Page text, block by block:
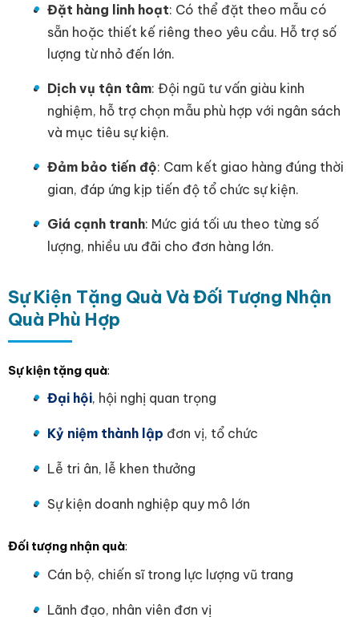
Đặt hàng linh hoạt: Có thể đặt theo mẫu có
sẵn hoặc thiết kế riêng theo yêu cầu. Hỗ trợ số
lượng từ nhỏ đến lớn.
Dịch vụ tận tâm: Đội ngũ tư vấn giàu kinh
nghiệm, hỗ trợ chọn mẫu phù hợp với ngân sách
và mục tiêu sự kiện.
Đảm bảo tiến độ: Cam kết giao hàng đúng thời
gian, đáp ứng kịp tiến độ tổ chức sự kiện.
Giá cạnh tranh: Mức giá tối ưu theo từng số
lượng, nhiều ưu đãi cho đơn hàng lớn.
Sự Kiện Tặng Quà Và Đối Tượng Nhận
Quà Phù Hợp
Sự kiện tặng quà:
Đại hội, hội nghị quan trọng
Kỷ niệm thành lập đơn vị, tổ chức
Lễ tri ân, lễ khen thưởng
Sự kiện doanh nghiệp quy mô lớn
Đối tượng nhận quà:
Cán bộ, chiến sĩ trong lực lượng vũ trang
Lãnh đạo, nhân viên đơn vị